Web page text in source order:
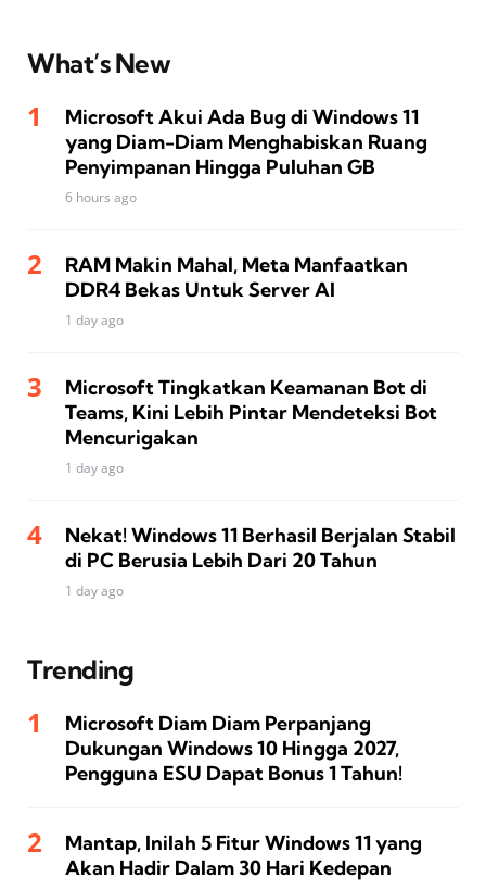
What’s New
Microsoft Akui Ada Bug di Windows 11
yang Diam-Diam Menghabiskan Ruang
Penyimpanan Hingga Puluhan GB
6 hours ago
RAM Makin Mahal, Meta Manfaatkan
DDR4 Bekas Untuk Server AI
1 day ago
Microsoft Tingkatkan Keamanan Bot di
Teams, Kini Lebih Pintar Mendeteksi Bot
Mencurigakan
1 day ago
Nekat! Windows 11 Berhasil Berjalan Stabil
di PC Berusia Lebih Dari 20 Tahun
1 day ago
Trending
Microsoft Diam Diam Perpanjang
Dukungan Windows 10 Hingga 2027,
Pengguna ESU Dapat Bonus 1 Tahun!
Mantap, Inilah 5 Fitur Windows 11 yang
Akan Hadir Dalam 30 Hari Kedepan